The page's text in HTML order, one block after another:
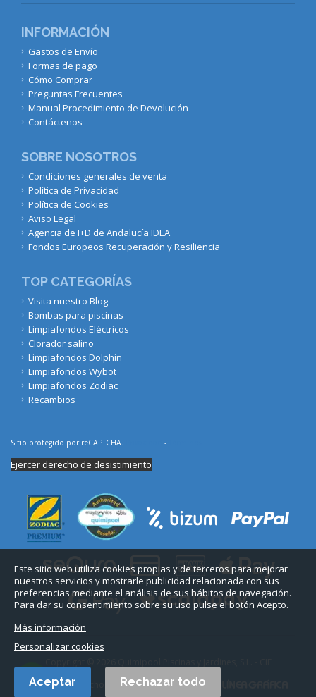
INFORMACIÓN
Gastos de Envío
Formas de pago
Cómo Comprar
Preguntas Frecuentes
Manual Procedimiento de Devolución
Contáctenos
SOBRE NOSOTROS
Condiciones generales de venta
Política de Privacidad
Política de Cookies
Aviso Legal
Agencia de I+D de Andalucía IDEA
Fondos Europeos Recuperación y Resiliencia
TOP CATEGORÍAS
Visita nuestro Blog
Bombas para piscinas
Limpiafondos Eléctricos
Clorador salino
Limpiafondos Dolphin
Limpiafondos Wybot
Limpiafondos Zodiac
Recambios
Este sitio web utiliza cookies propias y de terceros para mejorar
nuestros servicios y mostrarle publicidad relacionada con sus
preferencias mediante el análisis de sus hábitos de navegación.
Para dar su consentimiento sobre su uso pulse el botón Acepto.
Más información
Personalizar cookies
Rechazar todo
Aceptar
Sitio protegido por reCAPTCHA. -
Ejercer derecho de desistimiento
Todos los derechos reservados. Diseño web: